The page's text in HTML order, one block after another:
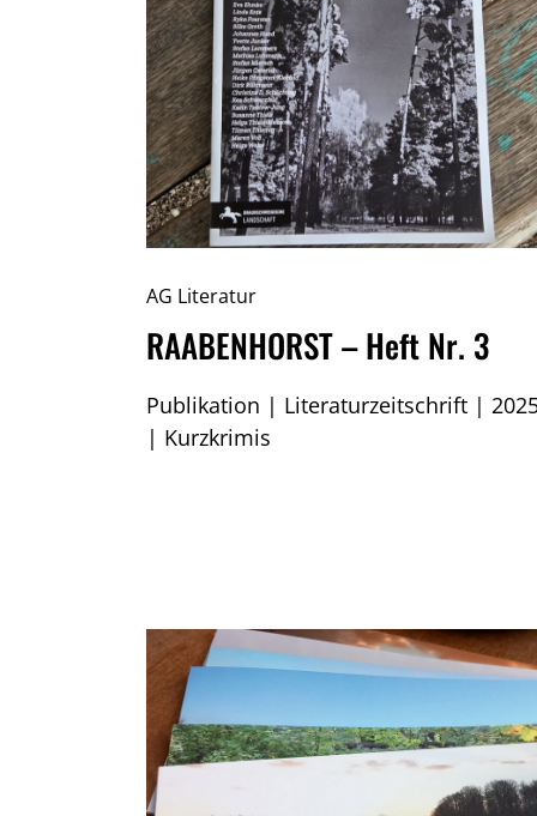
AG Literatur
RAABENHORST – Heft Nr. 3
Publikation | Literaturzeitschrift |
| Kurzkrimis